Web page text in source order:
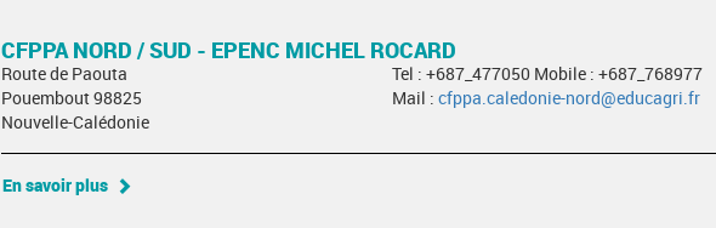
CFPPA NORD / SUD - EPENC MICHEL ROCARD
Route de Paouta
Pouembout 98825
Nouvelle-Calédonie
Tel : +687_477050 Mobile : +687_768977
Mail : cfppa.caledonie-nord@educagri.fr
En savoir plus